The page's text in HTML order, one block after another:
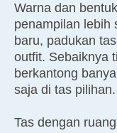
Warna dan
penampilan lebih
baru, padukan
outfit. Sebaiknya
berkantong
saja di tas pilihan.
Tas dengan